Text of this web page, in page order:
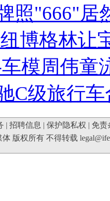
照"666"居
博格林让
模周伟童
C级旅行
| 招聘信息 | 保护隐私权 | 免责
体 版权所有 不得转载